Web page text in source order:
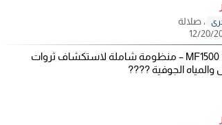
، صلالة
???? MF1500 – منظومة شاملة لاستكشاف ثروات
والمياه الجوفية ????